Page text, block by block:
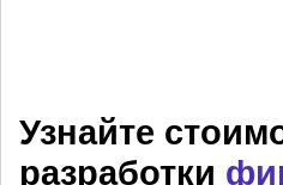
Узнайте
разработки